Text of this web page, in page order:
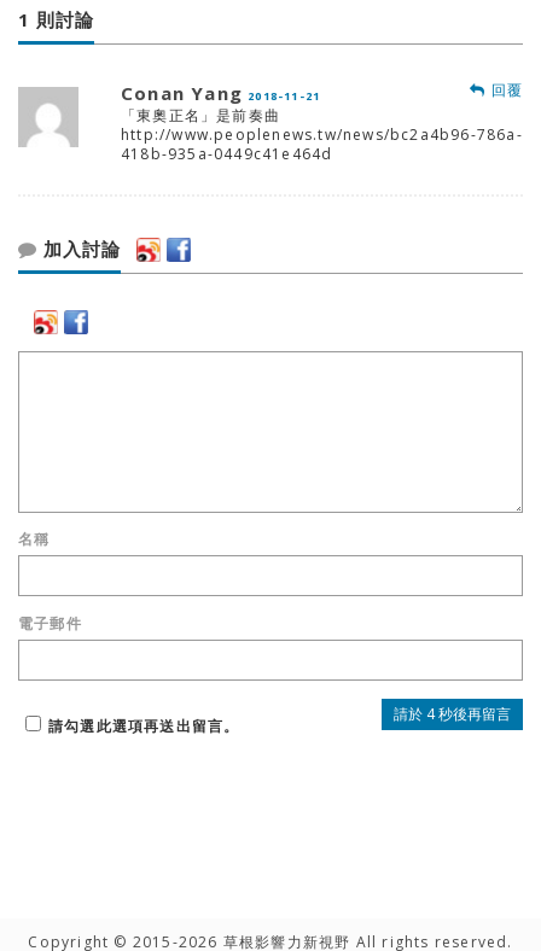
1 則討論
Conan Yang 2018-11-21
「東奧正名」是前奏曲
http://www.peoplenews.tw/news/bc2a4b96-786a-
418b-935a-0449c41e464d
回覆
加入討論
名稱
電子郵件
請勾選此選項再送出留言。
Copyright © 2015-2026 草根影響力新視野 All rights reserved.